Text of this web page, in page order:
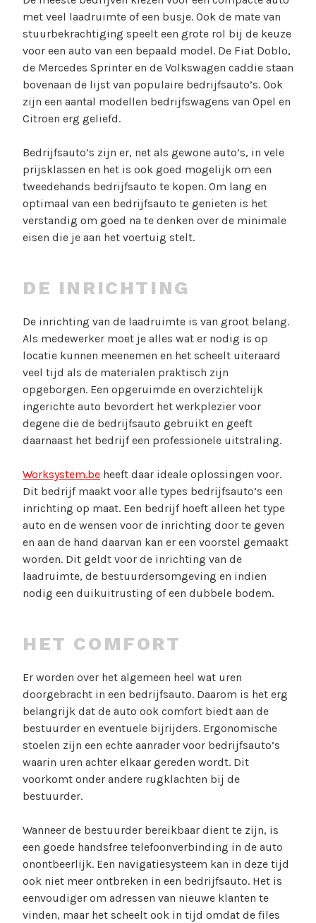
met veel laadruimte of een busje. Ook de mate van
stuurbekrachtiging speelt een grote rol bij de keuze
voor een auto van een bepaald model. De Fiat Doblo,
de Mercedes Sprinter en de Volkswagen caddie staan
bovenaan de lijst van populaire bedrijfsauto’s. Ook
zijn een aantal modellen bedrijfswagens van Opel en
Citroen erg geliefd.
Bedrijfsauto’s zijn er, net als gewone auto’s, in vele
prijsklassen en het is ook goed mogelijk om een
tweedehands bedrijfsauto te kopen. Om lang en
optimaal van een bedrijfsauto te genieten is het
verstandig om goed na te denken over de minimale
eisen die je aan het voertuig stelt.
DE INRICHTING
De inrichting van de laadruimte is van groot belang.
Als medewerker moet je alles wat er nodig is op
locatie kunnen meenemen en het scheelt uiteraard
veel tijd als de materialen praktisch zijn
opgeborgen. Een opgeruimde en overzichtelijk
ingerichte auto bevordert het werkplezier voor
degene die de bedrijfsauto gebruikt en geeft
daarnaast het bedrijf een professionele uitstraling.
Worksystem.be heeft daar ideale oplossingen voor.
Dit bedrijf maakt voor alle types bedrijfsauto’s een
inrichting op maat. Een bedrijf hoeft alleen het type
auto en de wensen voor de inrichting door te geven
en aan de hand daarvan kan er een voorstel gemaakt
worden. Dit geldt voor de inrichting van de
laadruimte, de bestuurdersomgeving en indien
nodig een duikuitrusting of een dubbele bodem.
HET COMFORT
Er worden over het algemeen heel wat uren
doorgebracht in een bedrijfsauto. Daarom is het erg
belangrijk dat de auto ook comfort biedt aan de
bestuurder en eventuele bijrijders. Ergonomische
stoelen zijn een echte aanrader voor bedrijfsauto’s
waarin uren achter elkaar gereden wordt. Dit
voorkomt onder andere rugklachten bij de
bestuurder.
Wanneer de bestuurder bereikbaar dient te zijn, is
een goede handsfree telefoonverbinding in de auto
onontbeerlijk. Een navigatiesysteem kan in deze tijd
ook niet meer ontbreken in een bedrijfsauto. Het is
eenvoudiger om adressen van nieuwe klanten te
vinden, maar het scheelt ook in tijd omdat de files